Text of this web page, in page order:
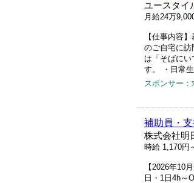
ユースタイ
月給24万
【仕事内容
のご自宅に
は「そばに
す。 ・日常
スポンサー：
補助員・
株式会社
時給 1,170円
【2026年10
日・1日4h～